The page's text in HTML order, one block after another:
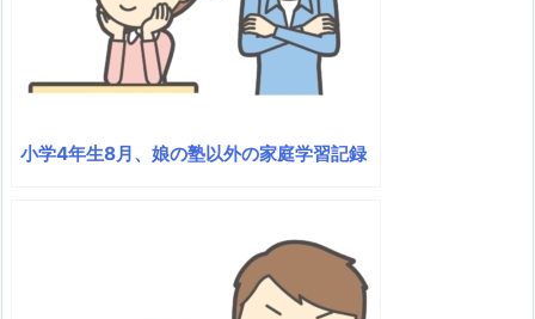
小学4年生8月、娘の塾以外の家庭学習記録